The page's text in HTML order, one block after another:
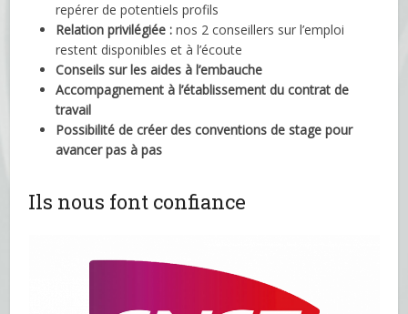
repérer de potentiels profils
Relation privilégiée : nos 2 conseillers sur l’emploi
restent disponibles et à l’écoute
Conseils sur les aides à l’embauche
Accompagnement à l’établissement du contrat de
travail
Possibilité de créer des conventions de stage pour
avancer pas à pas
Ils nous font confiance